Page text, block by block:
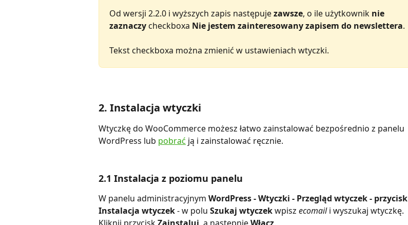
Od wersji 2.2.0 i wyższych zapis następuje zawsze, o ile użytkownik nie
zaznaczy checkboxa Nie jestem zainteresowany zapisem do newslettera.
Tekst checkboxa można zmienić w ustawieniach wtyczki.
2. Instalacja wtyczki
Wtyczkę do WooCommerce możesz łatwo zainstalować bezpośrednio z panelu
WordPress lub pobrać ją i zainstalować ręcznie.
2.1 Instalacja z poziomu panelu
W panelu administracyjnym WordPress - Wtyczki - Przegląd wtyczek- przycisk
Instalacja wtyczek - w polu Szukaj wtyczek wpisz ecomail i wyszukaj wtyczkę.